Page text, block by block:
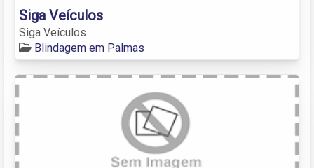
Siga Veículos
Siga Veículos
Blindagem em Palmas